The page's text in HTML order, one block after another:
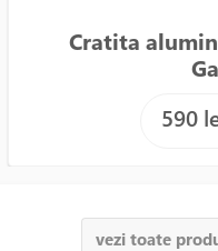
Cratita
590
vezi toate